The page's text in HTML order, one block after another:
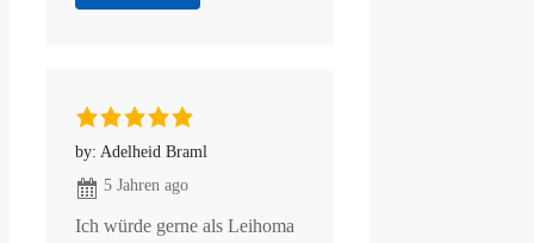
by: Adelheid Braml
5 Jahren ago
Ich würde gerne als Leihoma